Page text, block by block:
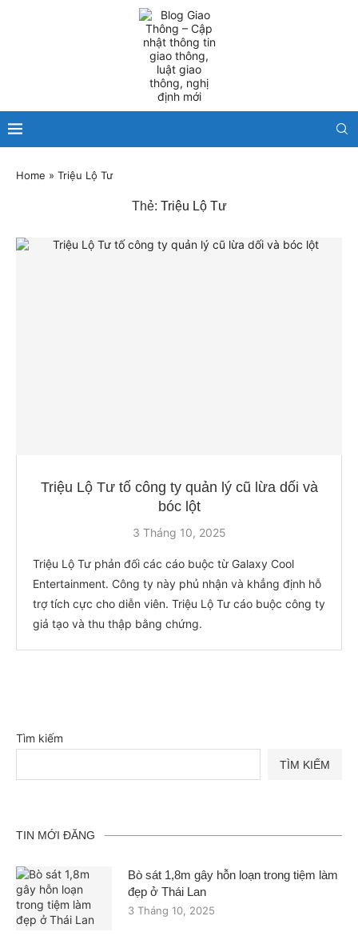
Home » Triệu Lộ Tư
Thẻ: Triệu Lộ Tư
Triệu Lộ Tư tố công ty quản lý cũ lừa dối và
bóc lột
3 Tháng 10, 2025
Triệu Lộ Tư phản đối các cáo buộc từ Galaxy Cool
Entertainment. Công ty này phủ nhận và khẳng định hỗ
trợ tích cực cho diễn viên. Triệu Lộ Tư cáo buộc công ty
giả tạo và thu thập bằng chứng.
Tìm kiếm
TÌM KIẾM
TIN MỚI ĐĂNG
Bò sát 1,8m gây hỗn loạn trong tiệm làm
đẹp ở Thái Lan
3 Tháng 10, 2025